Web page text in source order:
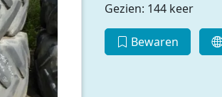
Gezien: 144 keer
Bewaren